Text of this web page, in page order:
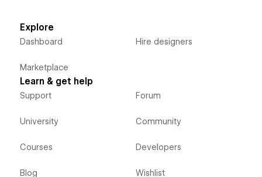
Explore
Dashboard
Marketplace
Hire designers
Learn & get help
Support
University
Courses
Blog
Forum
Community
Developers
Wishlist